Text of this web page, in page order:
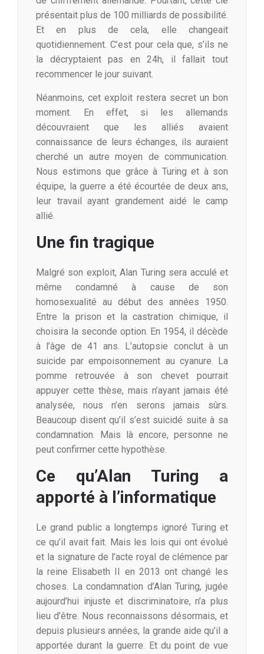
présentait plus de 100 milliards de possibilité.
Et en plus de cela, elle changeait
quotidiennement. C’est pour cela que, s’ils ne
la décryptaient pas en 24h, il fallait tout
recommencer le jour suivant.
Néanmoins, cet exploit restera secret un bon
moment. En effet, si les allemands
découvraient que les alliés avaient
connaissance de leurs échanges, ils auraient
cherché un autre moyen de communication.
Nous estimons que grâce à Turing et à son
équipe, la guerre a été écourtée de deux ans,
leur travail ayant grandement aidé le camp
allié.
Une fin tragique
Malgré son exploit, Alan Turing sera acculé et
même condamné à cause de son
homosexualité au début des années 1950.
Entre la prison et la castration chimique, il
choisira la seconde option. En 1954, il décède
à l’âge de 41 ans. L’autopsie conclut à un
suicide par empoisonnement au cyanure. La
pomme retrouvée à son chevet pourrait
appuyer cette thèse, mais n’ayant jamais été
analysée, nous n’en serons jamais sûrs.
Beaucoup disent qu’il s’est suicidé suite à sa
condamnation. Mais là encore, personne ne
peut confirmer cette hypothèse.
Ce qu’Alan Turing a
apporté à l’informatique
Le grand public a longtemps ignoré Turing et
ce qu’il avait fait. Mais les lois qui ont évolué
et la signature de l’acte royal de clémence par
la reine Elisabeth II en 2013 ont changé les
choses. La condamnation d’Alan Turing, jugée
aujourd’hui injuste et discriminatoire, n’a plus
lieu d’être. Nous reconnaissons désormais, et
depuis plusieurs années, la grande aide qu’il a
apportée durant la guerre. Et du point de vue